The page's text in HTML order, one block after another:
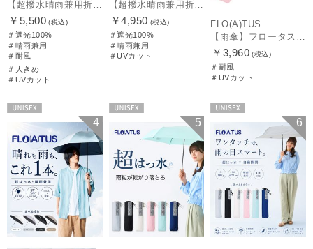
￥5,500 (税込)
＃遮光100%
＃晴雨兼用
＃耐風
＃大きめ
＃UVカット
￥4,950 (税込)
＃遮光100%
＃晴雨兼用
＃UVカット
FLO(A)TUS
【雨傘】フロータス（FLO(A)TUS） プレーン60 超撥水傘 晴雨兼用 UV対応 耐風
￥3,960 (税込)
＃耐風
＃UVカット
4 5 6